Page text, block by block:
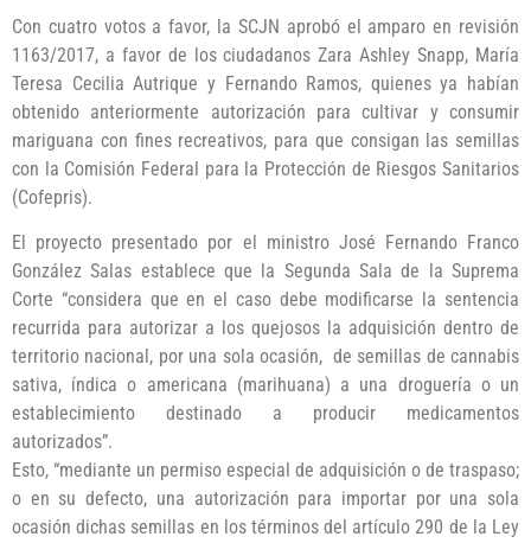
Con cuatro votos a favor, la SCJN aprobó el amparo en revisión
1163/2017, a favor de los ciudadanos Zara Ashley Snapp, María
Teresa Cecilia Autrique y Fernando Ramos, quienes ya habían
obtenido anteriormente autorización para cultivar y consumir
mariguana con fines recreativos, para que consigan las semillas
con la Comisión Federal para la Protección de Riesgos Sanitarios
(Cofepris).
El proyecto presentado por el ministro José Fernando Franco
González Salas establece que la Segunda Sala de la Suprema
Corte “considera que en el caso debe modificarse la sentencia
recurrida para autorizar a los quejosos la adquisición dentro de
territorio nacional, por una sola ocasión, de semillas de cannabis
sativa, índica o americana (marihuana) a una droguería o un
establecimiento destinado a producir medicamentos
autorizados”.
Esto, “mediante un permiso especial de adquisición o de traspaso;
o en su defecto, una autorización para importar por una sola
ocasión dichas semillas en los términos del artículo 290 de la Ley